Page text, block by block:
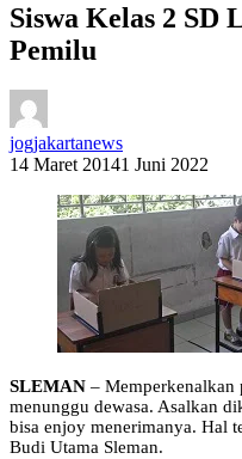
Siswa Kelas 2 SD
Pemilu
jogjakartanews
14 Maret 20141 Juni 2022
SLEMAN – Memperkenalkan
menunggu dewasa. Asalkan
bisa enjoy menerimanya. Hal
Budi Utama Sleman.